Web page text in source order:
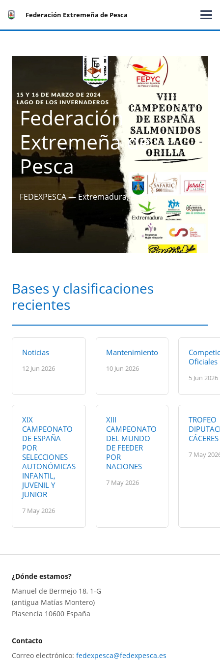
Federación Extremeña de Pesca
Federación
Extremeña de
Pesca
FEDEXPESCA — Extremadura, España
Bases y clasificaciones
recientes
Noticias
12 Jun 2026
Mantenimiento
10 Jun 2026
Oficiales
5 Jun 2026
XIX
CAMPEONATO
DE ESPAÑA
POR
SELECCIONES
AUTONÓMICAS
INFANTIL,
JUVENIL Y
JUNIOR
7 May 2026
XIII
CAMPEONATO
DEL MUNDO
DE FEEDER
POR
NACIONES
7 May 2026
TROFEO
7 May
¿Dónde estamos?
Manuel de Bermejo 18, 1-G
(antigua Matías Montero)
Plasencia 10600 España
Contacto
Correo electrónico: fedexpesca@fedexpesca.es